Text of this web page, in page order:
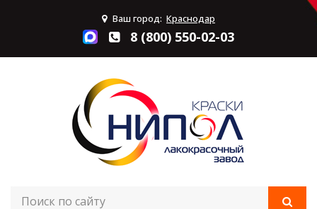
Ваш город: Краснодар
8 (800) 550-02-03